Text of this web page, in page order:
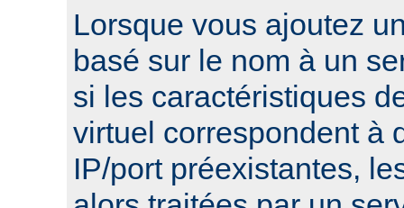
Lorsque vous ajoutez
basé sur le nom à un
si les caractéristiques
virtuel correspondent à
IP/port préexistantes,